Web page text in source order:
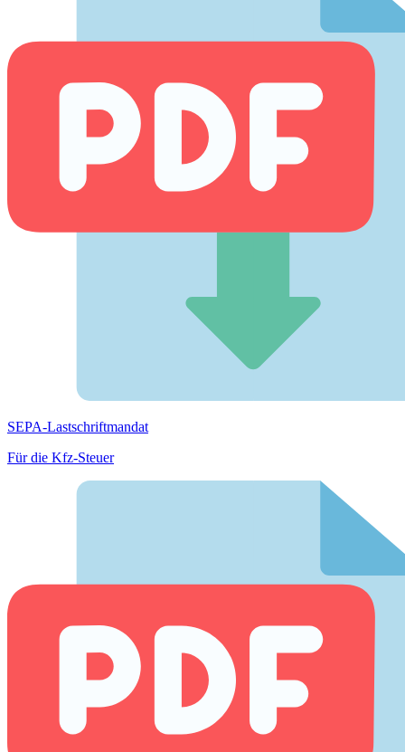
SEPA-Lastschriftmandat
Für die Kfz-Steuer